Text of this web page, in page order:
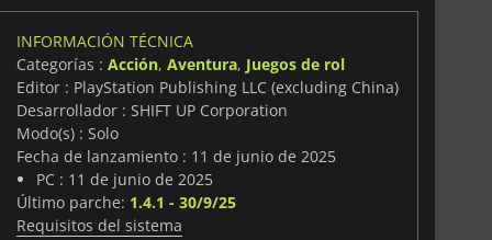
ambientada en un mundo postapocalíptico que
visuales y una jugabilidad llena de acción.
INFORMACIÓN TÉCNICA
Categorías : Acción, Aventura, Juegos de rol
Editor : PlayStation Publishing LLC (excluding China)
Desarrollador : SHIFT UP Corporation
Modo(s) : Solo
Fecha de lanzamiento : 11 de junio de 2025
PC : 11 de junio de 2025
Último parche: 1.4.1 - 30/9/25
Requisitos del sistema